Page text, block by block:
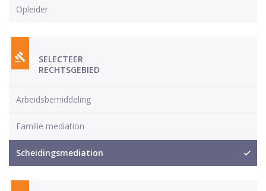
Opleider
SELECTEER
RECHTSGEBIED
Arbeidsbemiddeling
Familie mediation
Scheidingsmediation